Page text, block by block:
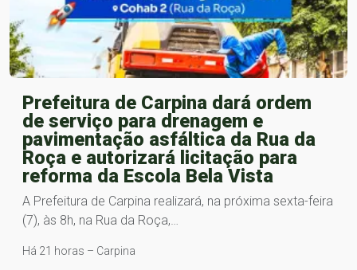
Prefeitura de Carpina dará ordem
de serviço para drenagem e
pavimentação asfáltica da Rua da
Roça e autorizará licitação para
reforma da Escola Bela Vista
A Prefeitura de Carpina realizará, na próxima sexta-feira
(7), às 8h, na Rua da Roça,…
Há 21 horas – Carpina